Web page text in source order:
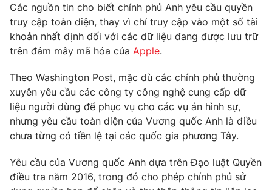
Sản phẩm
Thị trường
Tư vấn
Giao lưu trực tuyến
Lịch phát sóng
Chuyên mục khác
Emagazine Podcast
Video Shorts video
Các nguồn tin cho biết chính phủ Anh yêu cầu quyền
truy cập toàn diện, thay vì chỉ truy cập vào một số tài
khoản nhất định đối với các dữ liệu đang được lưu trữ
trên đám mây mã hóa của Apple.
Theo Washington Post, mặc dù các chính phủ thường
xuyên yêu cầu các công ty công nghệ cung cấp dữ
liệu người dùng để phục vụ cho các vụ án hình sự,
nhưng yêu cầu toàn diện của Vương quốc Anh là điều
chưa từng có tiền lệ tại các quốc gia phương Tây.
Yêu cầu của Vương quốc Anh dựa trên Đạo luật Quyền
điều tra năm 2016, trong đó cho phép chính phủ sử